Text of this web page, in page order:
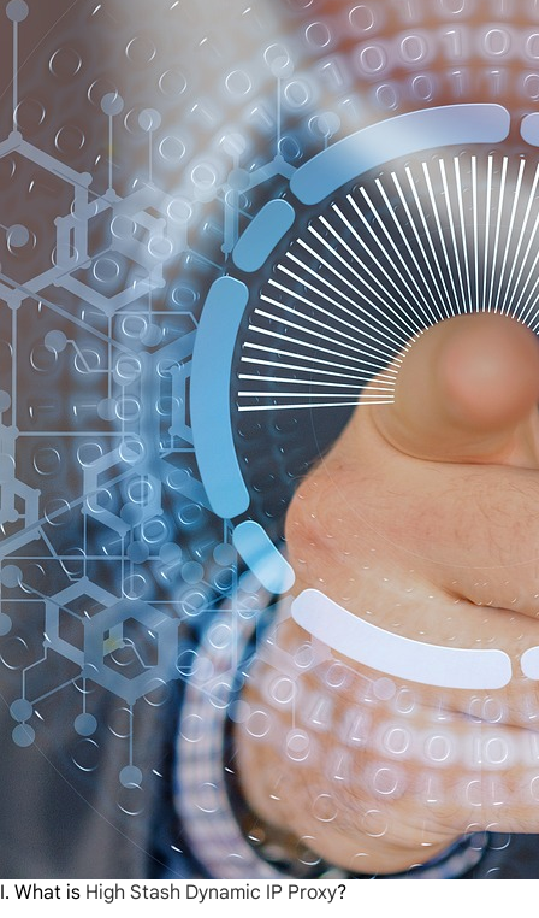
I. What is High Stash Dynamic IP Proxy?